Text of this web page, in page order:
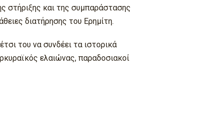
στήριξης και της συμπαράστασης
διατήρησης του Ερημίτη.
του να συνδέει τα ιστορικά
ελαιώνας, παραδοσιακοί